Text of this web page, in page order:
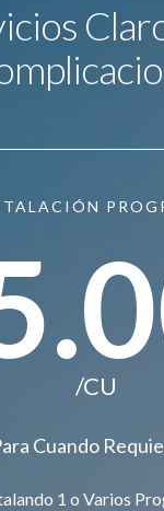
/CU
Cuando
1 o Varios